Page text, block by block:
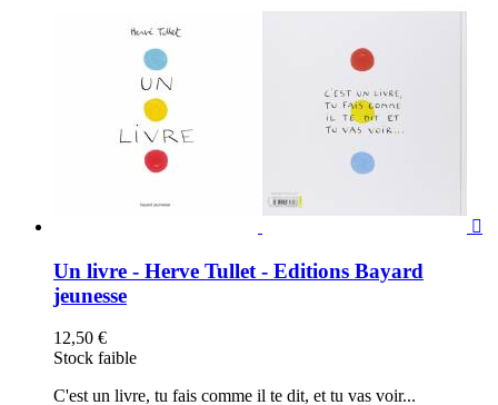

Un livre - Herve Tullet - Editions Bayard
jeunesse
12,50 €
Stock faible
C'est un livre, tu fais comme il te dit, et tu vas voir...